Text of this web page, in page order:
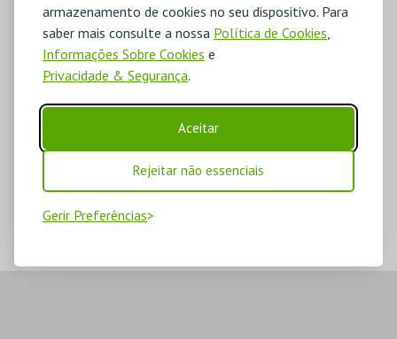
armazenamento de cookies no seu dispositivo. Para
saber mais consulte a nossa Política de Cookies
Informações Sobre Cookies e
Privacidade & Segurança.
Aceitar
Rejeitar não essenciais
Gerir Preferências